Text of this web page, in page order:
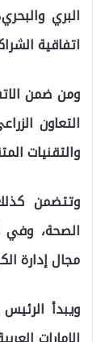
البري
اتفاقية
ومن ضمن
التعاون
والتقنيات
وتتضمن
الصحة،
مجال إدارة
ويبدأ